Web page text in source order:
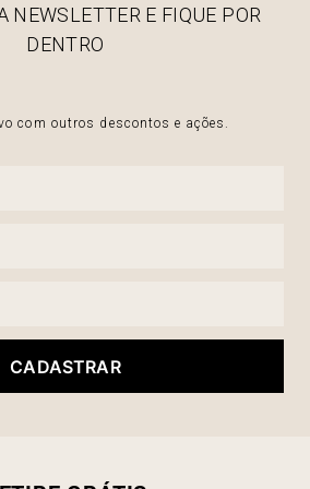
NEWSLETTER E FIQUE POR
DENTRO
com outros descontos e ações.
CADASTRAR